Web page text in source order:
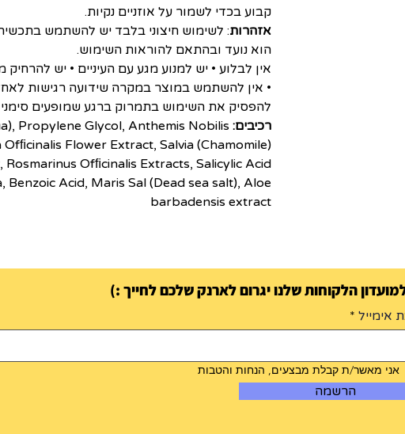
קבוע בכדי לשמור על אוזניים נקיות.
אזהרות: לשימוש חיצוני בלבד יש להשתמש
הוא נועד ובהתאם להוראות השימוש.
אין לבלוע • יש למנוע מגע עם העיניים • יש
• אין להשתמש במוצר במקרה שידועה רגישות
להפסיק את השימוש בתמרוק ברגע שמופעים סימני
רכיבים: Propylene Glycol, Anthemis Nobilis
(Chamomile) Extract, Calendula Ofﬁcinalis Flower Extract, Salvia
Ofﬁcinalis Extracts, Salicylic Acid,
Benzoic Acid, Maris Sal (Dead sea salt), Aloe
barbadensis extract
הלקוחות שלנו יגרום לארנק שלכם לחייך :)
אימייל
אני מאשר/ת קבלת מבצעים, הנחות והטבות
הרשמה